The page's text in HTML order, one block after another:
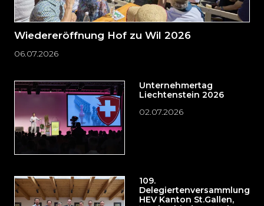
Wiedereröffnung Hof zu Wil 2026
06.07.2026
Unternehmertag
Liechtenstein 2026
02.07.2026
109.
Delegiertenversammlung
HEV Kanton St.Gallen,